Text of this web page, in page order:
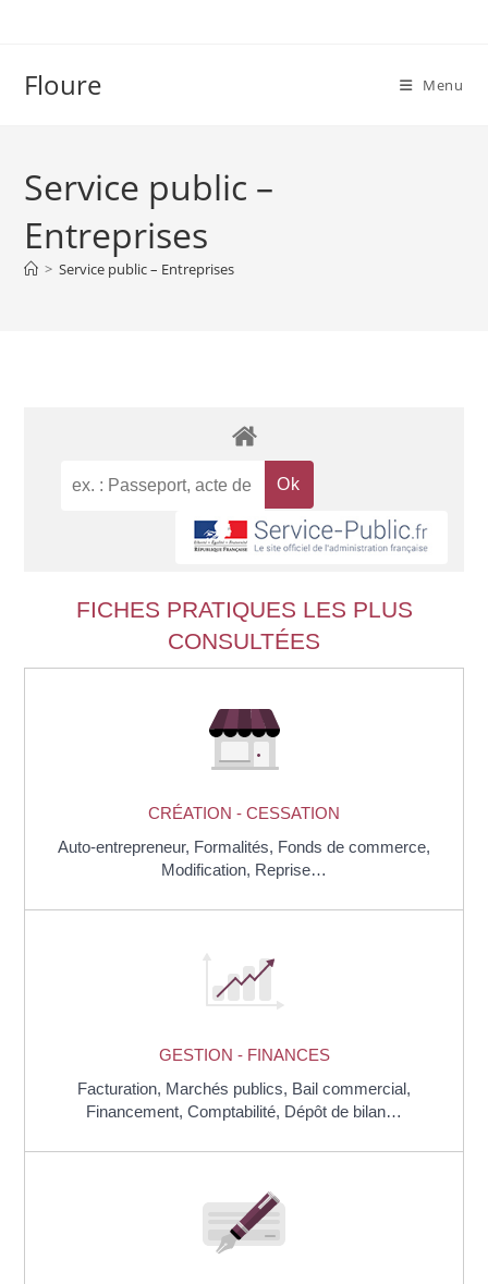
Floure Menu
Service public –
Entreprises
> Service public – Entreprises
FICHES PRATIQUES LES PLUS
CONSULTÉES
CRÉATION - CESSATION
Auto-entrepreneur, Formalités, Fonds de commerce,
Modification, Reprise…
GESTION - FINANCES
Facturation, Marchés publics, Bail commercial,
Financement, Comptabilité, Dépôt de bilan…